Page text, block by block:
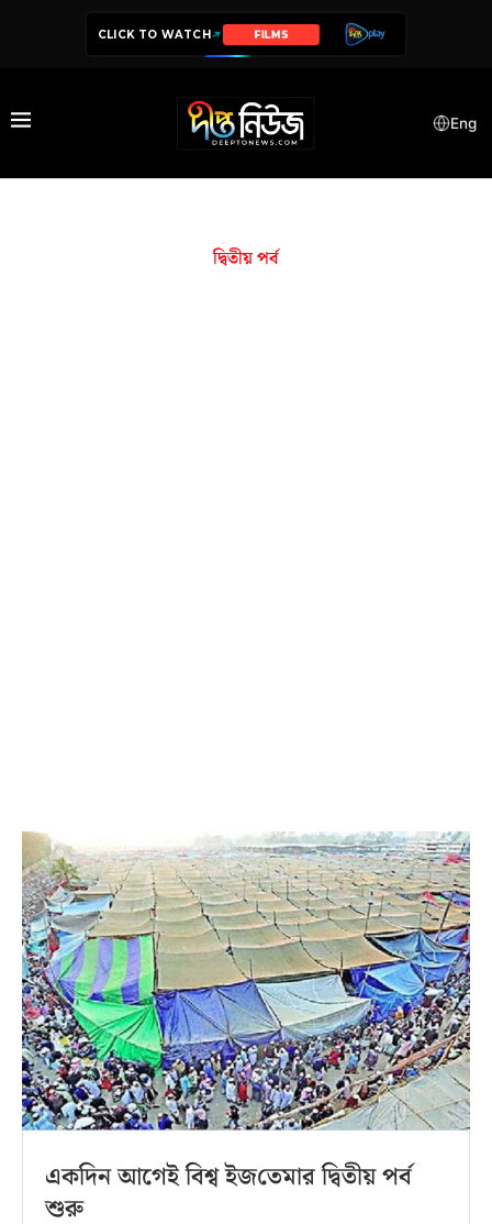
CLICK TO WATCH FILMS
Eng
দ্বিতীয় প‌র্ব
একদিন আগেই বিশ্ব ইজ‌তেমার দ্বিতীয় পর্ব
শুরু